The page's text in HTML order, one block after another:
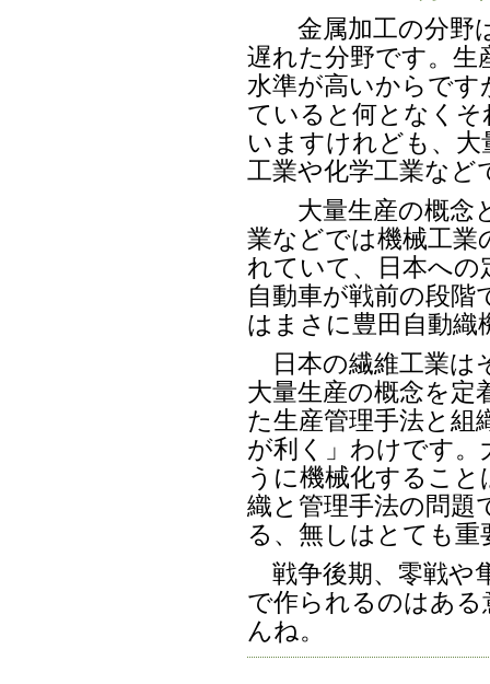
金属加工の分野は
遅れた分野です。生
水準が高いからです
ていると何となく
いますけれども、
工業や化学工業など
大量生産の概念と
業などでは機械工業
れていて、日本へ
自動車が戦前の段階
はまさに豊田自動
日本の繊維工業は
大量生産の概念を
た生産管理手法と組
が利く」わけです
うに機械化するこ
織と管理手法の問
る、無しはとても重
戦争後期、零戦や
で作られるのはあ
んね。